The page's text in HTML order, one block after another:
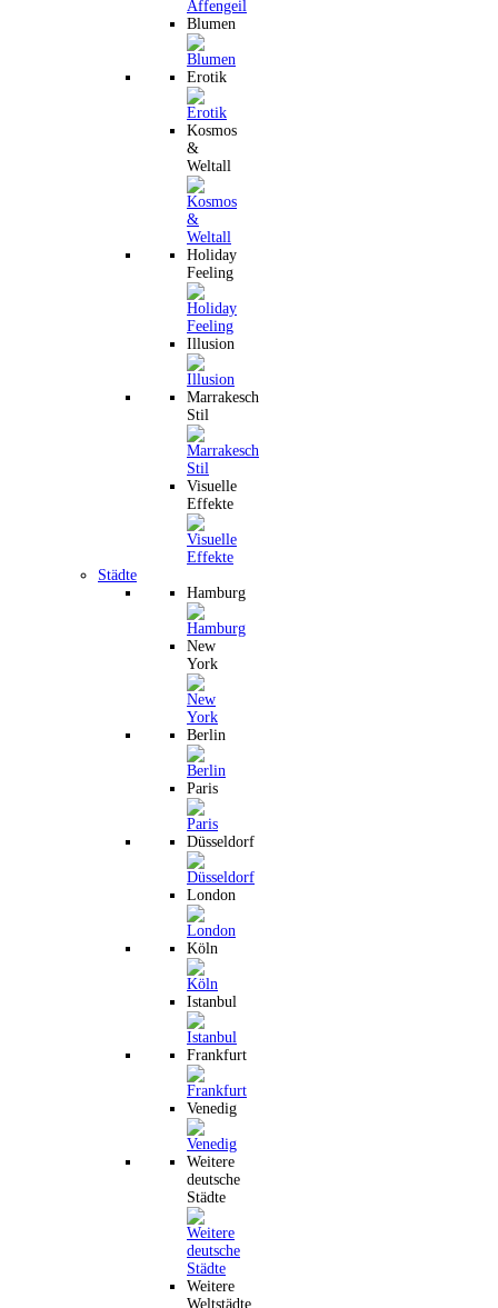
Blumen
Erotik
Kosmos
&
Weltall
Holiday
Feeling
Illusion
Marrakesch
Stil
Visuelle
Effekte
Städte
Hamburg
New
York
Berlin
Paris
Düsseldorf
London
Köln
Istanbul
Frankfurt
Venedig
Weitere
deutsche
Städte
Weitere
Weltstädte